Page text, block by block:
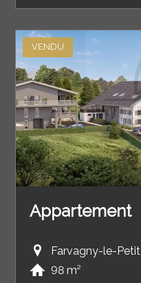
VENDU
Appartement
Farvagny-le-Petit
98 m²